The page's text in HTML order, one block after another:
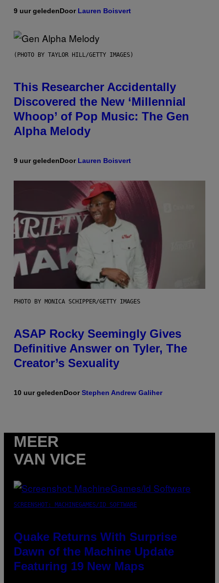
9 uur geledenDoor Lauren Boisvert
(PHOTO BY TAYLOR HILL/GETTY IMAGES)
This Researcher Accidentally
Discovered the New ‘Millennial
Whoop’ of Pop Music: The Gen
Alpha Melody
9 uur geledenDoor Lauren Boisvert
PHOTO BY MONICA SCHIPPER/GETTY IMAGES
ASAP Rocky Seemingly Gives
Definitive Answer on Tyler, The
Creator’s Sexuality
10 uur geledenDoorStephen Andrew Galiher
MEER
VAN VICE
SCREENSHOT: MACHINEGAMES/ID SOFTWARE
Quake Returns With Surprise
Dawn of the Machine Update
Featuring 19 New Maps